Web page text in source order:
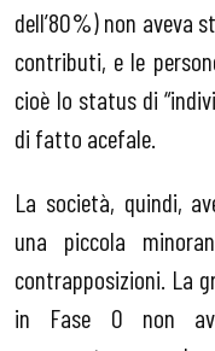
dell’80%) non aveva
contributi, e le
cioè lo status di
di fatto acefale.
La società, quindi,
una piccola
contrapposizioni. La
in Fase 0 non